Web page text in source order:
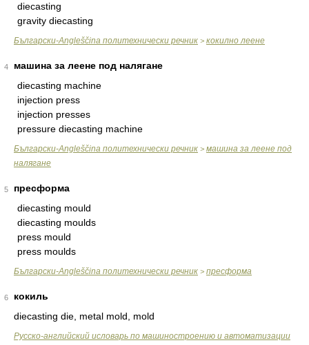
diecasting
gravity diecasting
Български-Angleščina политехнически речник > кокилно леене
4
машина за леене под налягане
diecasting machine
injection press
injection presses
pressure diecasting machine
Български-Angleščina политехнически речник > машина за леене под
налягане
5
пресформа
diecasting mould
diecasting moulds
press mould
press moulds
Български-Angleščina политехнически речник > пресформа
6
кокиль
diecasting die, metal mold, mold
Русско-английский исловарь по машиностроению и автоматизации